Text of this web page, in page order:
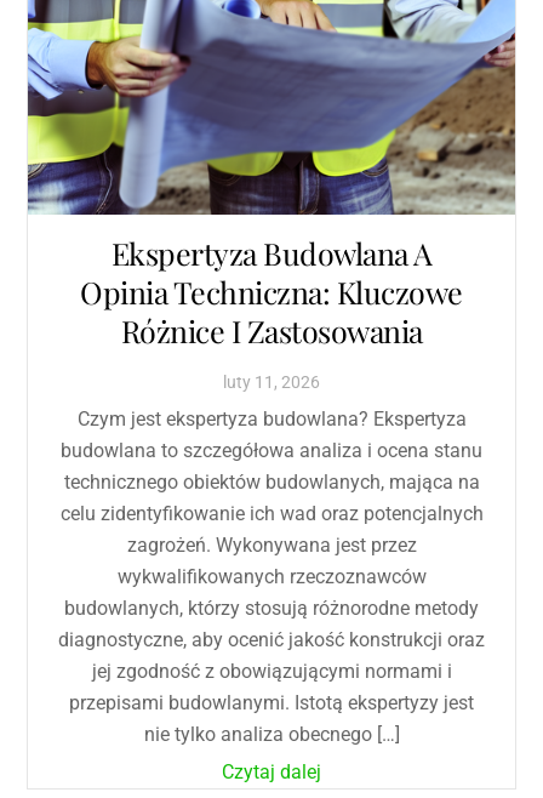
Ekspertyza Budowlana A
Opinia Techniczna: Kluczowe
Różnice I Zastosowania
luty 11 , 2026
Czym jest ekspertyza budowlana? Ekspertyza
budowlana to szczegółowa analiza i ocena stanu
technicznego obiektów budowlanych, mająca na
celu zidentyfikowanie ich wad oraz potencjalnych
zagrożeń. Wykonywana jest przez
wykwalifikowanych rzeczoznawców
budowlanych, którzy stosują różnorodne metody
diagnostyczne, aby ocenić jakość konstrukcji oraz
jej zgodność z obowiązującymi normami i
przepisami budowlanymi. Istotą ekspertyzy jest
nie tylko analiza obecnego […]
Czytaj dalej